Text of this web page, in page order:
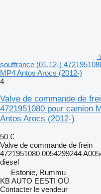
souffrance (01.12-)
MP4 Antos Arocs (2012-)
4
Valve de commande de
4721951080 pour camion
Antos Arocs (2012-)
50 €
Valve de commande de frein
4721951080 0054299244
diesel
Estonie, Rummu
KB AUTO EESTI OÜ
Contacter le vendeur